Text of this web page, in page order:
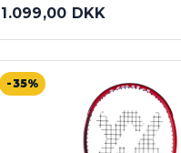
1.099,00 DKK
-35%